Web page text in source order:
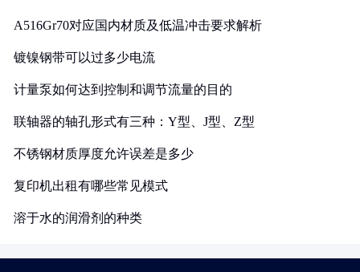
A516Gr70对应国内材质及低温冲击要求解析
镀镍钢带可以过多少电流
计量泵如何达到控制和调节流量的目的
联轴器的轴孔形式有三种：Y型、J型、Z型
不锈钢材质厚度允许误差是多少
复印机出租有哪些常见模式
溶于水的润滑剂的种类